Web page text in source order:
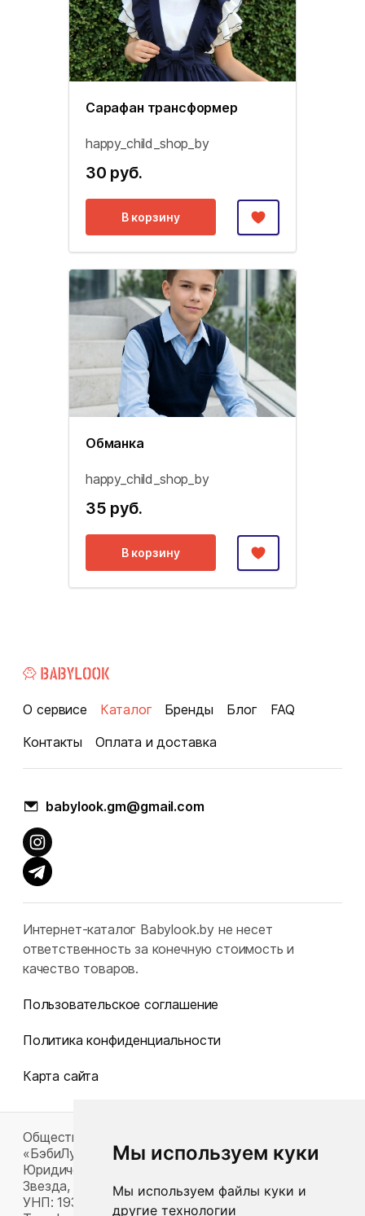
Мы используем куки
Мы используем файлы куки и
другие технологии
Сарафан трансформер
happy_child_shop_by
30 руб.
В корзину
Обманка
happy_child_shop_by
35 руб.
В корзину
О сервисе Каталог Бренды Блог
FAQ
Контакты
Оплата и доставка
babylook.gm@gmail.com
Интернет-каталог Babylook.by не несет
ответственность за конечную стоимость и
качество товаров.
Пользовательское соглашение
Политика конфиденциальности
Карта сайта
Общество с ограниченной ответственностью
«БэбиЛук»
Юридический адрес: 220117, г. Минск, пр-т Газеты
Звезда, д. 16, пом. 52
УНП: 193815124